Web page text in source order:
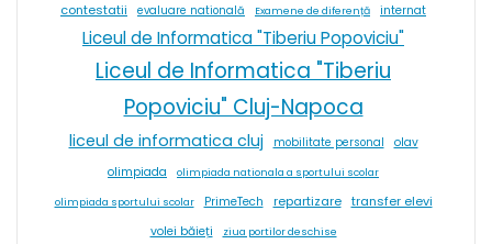
contestatii evaluare natională Examene de diferență internat
Liceul de Informatica "Tiberiu Popoviciu"
Liceul de Informatica "Tiberiu
Popoviciu" Cluj-Napoca
liceul de informatica cluj mobilitate personal
olav
olimpiada
olimpiada nationala a sportului scolar
olimpiada sportului scolar PrimeTech repartizare transfer elevi
volei băieți ziua portilor deschise